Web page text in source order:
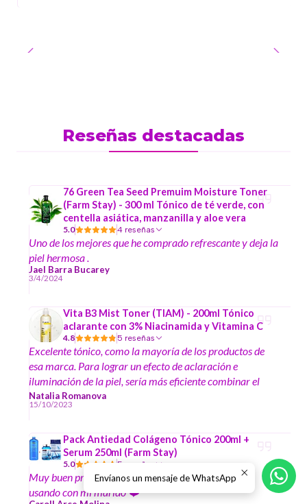
Reseñas destacadas
76 Green Tea Seed Premuim Moisture Toner
(Farm Stay) - 300 ml Tónico de té verde, con
centella asiática, manzanilla y aloe vera
5.0 4 reseñas
Uno de los mejores que he comprado refrescante y deja la
piel hermosa .
Jael Barra Bucarey
3/4/2024
Vita B3 Mist Toner (TIAM) - 200ml Tónico
aclarante con 3% Niacinamida y Vitamina C
4.8 5 reseñas
Excelente tónico, como la mayoría de los productos de
esa marca. Para lograr un efecto de aclaración e
iluminación de la piel, sería más eficiente combinar el
tónico con algún sérum con vitamina C. Excelente tienda,
¡gracias por los regalitos que encontré en la caja! :)
Natalia Romanova
15/10/2023
Pack Antiedad Colágeno Tónico 200ml +
Serum 250ml (Farm Stay)
5.0 5 reseñas
Muy buen producto !!! Estoy muy feliz ,lo estamos
usando con mi marido ❤️
Envíanos un mensaje de WhatsApp